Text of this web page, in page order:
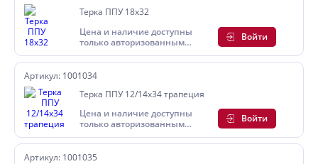
Терка ППУ 18х32
Цена и наличие доступны
только авторизованным
пользователям
Войти
Артикул: 1001034
Терка ППУ 12/14х34 трапеция
Цена и наличие доступны
только авторизованным
пользователям
Войти
Артикул: 1001035